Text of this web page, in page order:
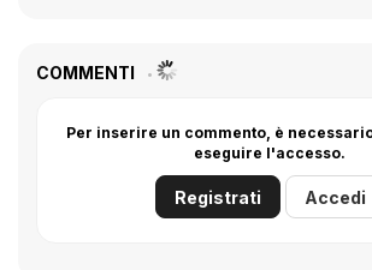
COMMENTI
Per inserire un commento, è
eseguire l'accesso.
Registrati Accedi